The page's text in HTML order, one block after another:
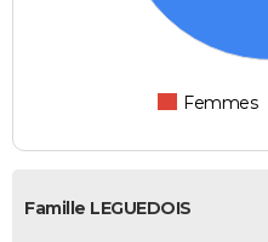
Femmes
Famille LEGUEDOIS